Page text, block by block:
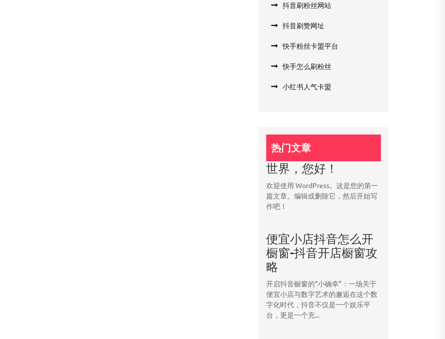
抖音刷粉丝网站
抖音刷赞网址
快手粉丝卡盟平台
快手怎么刷粉丝
小红书人气卡盟
热门文章
世界，您好！
欢迎使用 WordPress。这是您的第一
篇文章。编辑或删除它，然后开始写
作吧！
便宜小店抖音怎么开
橱窗-抖音开店橱窗攻
略
开启抖音橱窗的“小确幸”：一场关于
便宜小店与数字艺术的邂逅在这个数
字化时代，抖音不仅是一个娱乐平
台，更是一个充...